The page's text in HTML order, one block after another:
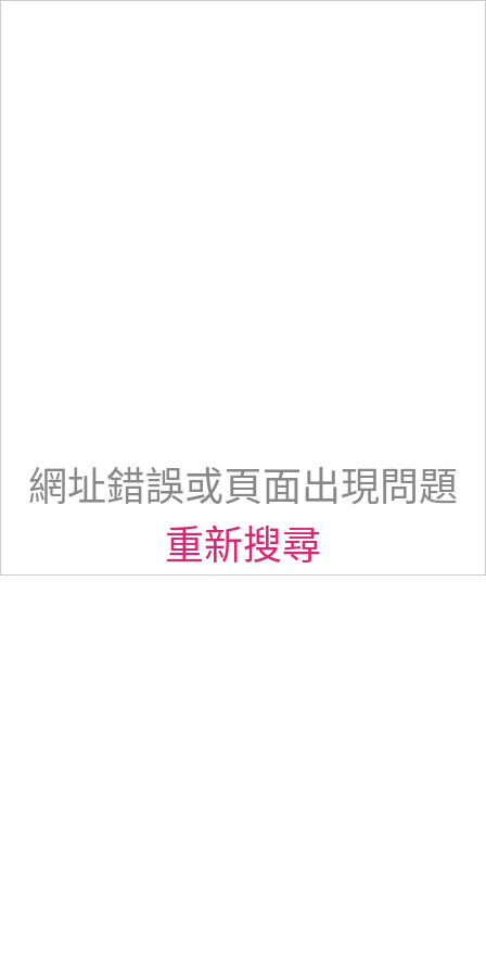
網址錯誤或頁面出現問題
重新搜尋